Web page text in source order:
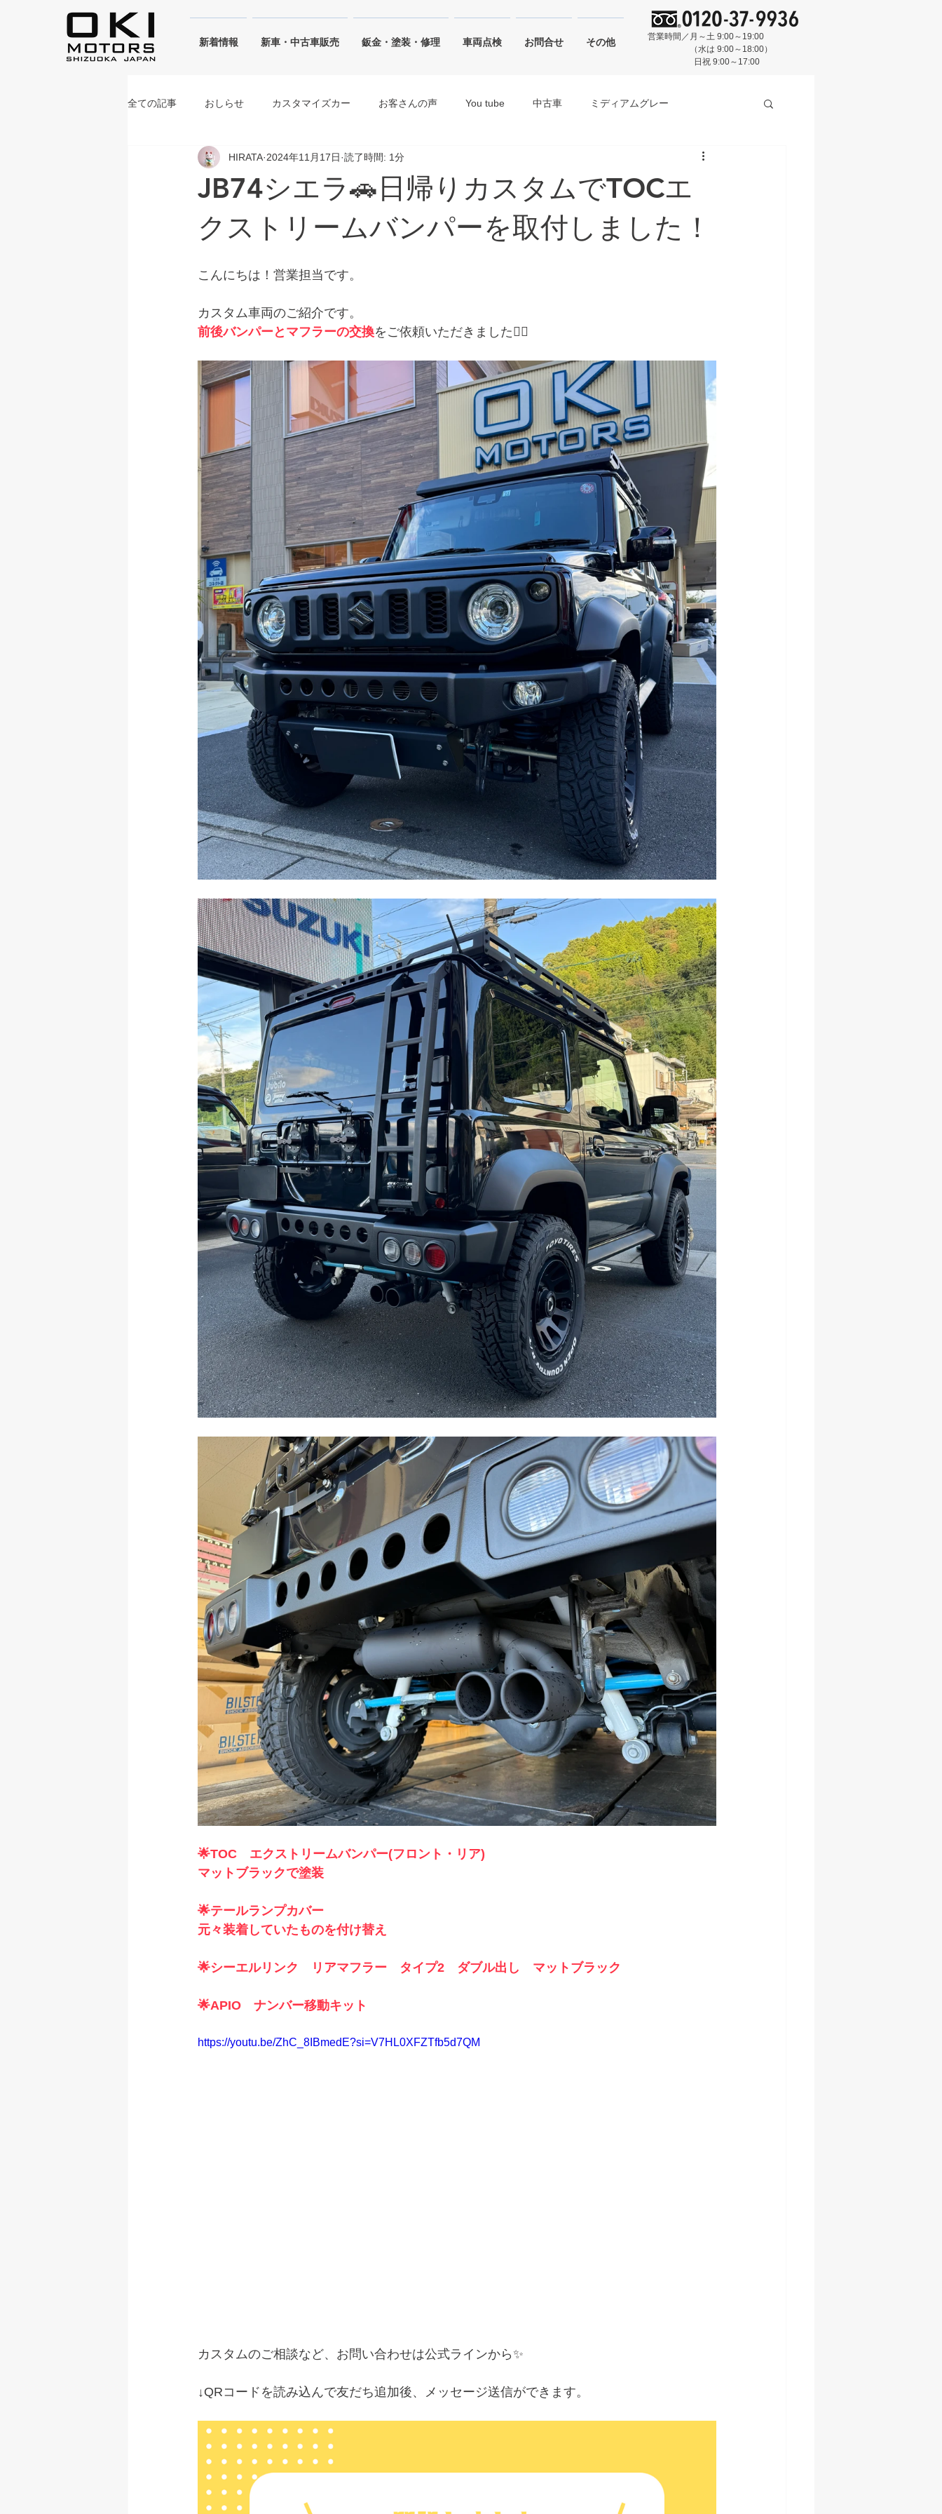
​新着情報 新車・中古車販売 鈑金・塗装・修理 車両点検 お問合せ その他
営業時間／月～土 9:00～19:00
（水は 9:00～18:00）
日祝 9:00～17:00
全ての記事 おしらせ カスタマイズカー お客さんの声 You tube 中古車 ミディアムグレー
シフォンアイボリーメタリック ジャングルグリーン
ブルーイッシュブラックパール キネティックイエロー シルキーシルバーメタリック ブリスクブルー
JB74シエラ🚗日帰りカスタムでTOCエ
クストリームバンパーを取付しました！
HIRATA 2024年11月17日 読了時間: 1分
こんにちは！営業担当です。
カスタム車両のご紹介です。
前後バンパーとマフラーの交換をご依頼いただきました🙇‍♂️
🌟TOC　エクストリームバンパー(フロント・リア)
マットブラックで塗装
🌟テールランプカバー
元々装着していたものを付け替え
🌟シーエルリンク　リアマフラー　タイプ2　ダブル出し　マットブラック
🌟APIO　ナンバー移動キット
https://youtu.be/ZhC_8IBmedE?si=V7HL0XFZTfb5d7QM
カスタムのご相談など、お問い合わせは公式ラインから✨
↓QRコードを読み込んで友だち追加後、メッセージ送信ができます。